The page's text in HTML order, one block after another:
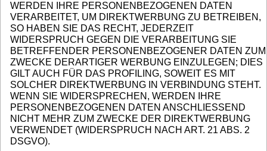
WERDEN IHRE PERSONENBEZOGENEN DATEN
VERARBEITET, UM DIREKTWERBUNG ZU BETREIBEN,
SO HABEN SIE DAS RECHT, JEDERZEIT
WIDERSPRUCH GEGEN DIE VERARBEITUNG SIE
BETREFFENDER PERSONENBEZOGENER DATEN ZUM
ZWECKE DERARTIGER WERBUNG EINZULEGEN; DIES
GILT AUCH FÜR DAS PROFILING, SOWEIT ES MIT
SOLCHER DIREKTWERBUNG IN VERBINDUNG STEHT.
WENN SIE WIDERSPRECHEN, WERDEN IHRE
PERSONENBEZOGENEN DATEN ANSCHLIESSEND
NICHT MEHR ZUM ZWECKE DER DIREKTWERBUNG
VERWENDET (WIDERSPRUCH NACH ART. 21 ABS. 2
DSGVO).